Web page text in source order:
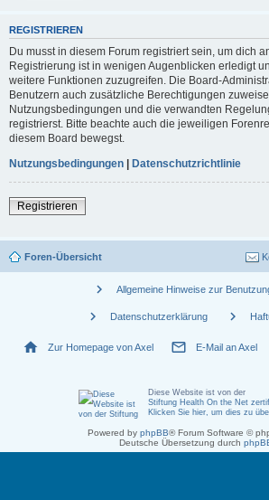
REGISTRIEREN
Du musst in diesem Forum registriert sein, um dich
Registrierung ist in wenigen Augenblicken erledigt
weitere Funktionen zuzugreifen. Die Board-
Benutzern auch zusätzliche Berechtigungen
Nutzungsbedingungen und die verwandten
registrierst. Bitte beachte auch die jeweiligen
diesem Board bewegst.
Nutzungsbedingungen | Datenschutzrichtlinie
Registrieren
Foren-Übersicht
chevron_right Allgemeine Hinweise zur
chevron_right Datenschutzerklärung chevron_right
home Zur Homepage von Axel mail_outline E-Mail an Axel
Diese Website ist von der
Stiftung Health On the Net
Klicken Sie hier, um dies zu
Powered by phpBB® Forum Software ©
Deutsche Übersetzung durch